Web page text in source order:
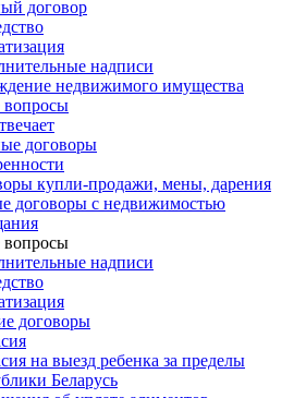
договор
надписи
недвижимого имущества
договоры
купли-продажи, мены, дарения
договоры с недвижимостью
надписи
договоры
на выезд ребенка за пределы
Беларусь